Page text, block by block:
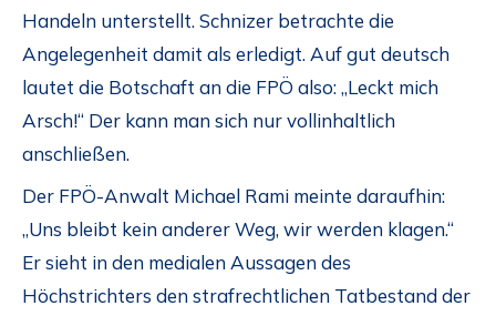
Handeln unterstellt. Schnizer betrachte die
Angelegenheit damit als erledigt. Auf gut deutsch
lautet die Botschaft an die FPÖ also: „Leckt mich
Arsch!“ Der kann man sich nur vollinhaltlich
anschließen.
Der FPÖ-Anwalt Michael Rami meinte daraufhin:
„Uns bleibt kein anderer Weg, wir werden klagen.“
Er sieht in den medialen Aussagen des
Höchstrichters den strafrechtlichen Tatbestand der